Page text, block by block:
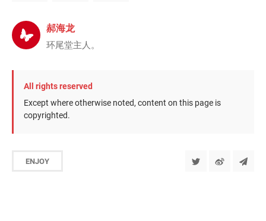
郝海龙
环尾堂主人。
All rights reserved
Except where otherwise noted, content on this page is
copyrighted.
ENJOY